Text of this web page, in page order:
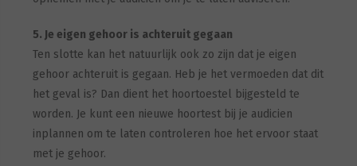
5. Je eigen gehoor is achteruit gegaan
Ten slotte kan het natuurlijk ook zo zijn dat je eigen
gehoor achteruit is gegaan. Heb je het vermoeden dat dit
het geval is? Dan dient het hoortoestel bijgesteld te
worden. Je kunt een nieuwe hoortest bij je audicien
inplannen om te laten controleren hoe het ervoor staat
met je gehoor.